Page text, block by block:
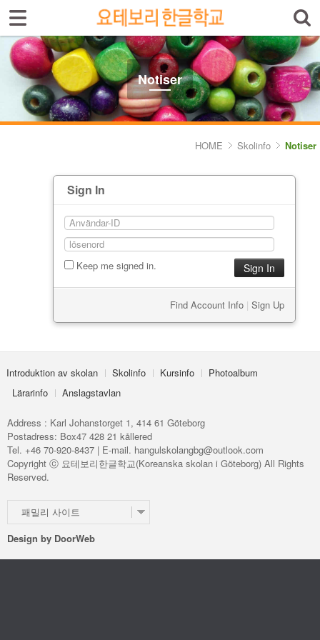
Notiser
HOME Skolinfo Notiser
Sign In
Keep me signed in.
Find Account Info | Sign Up
Introduktion av skolan Skolinfo Kursinfo
Photoalbum
Lärarinfo
Anslagstavlan
Address : Karl Johanstorget 1, 414 61 Göteborg
Postadress: Box47 428 21 kållered
Tel. +46 70-920-8437 | E-mail. hangulskolangbg@outlook.com
Copyright ⓒ 요테보리한글학교(Koreanska skolan i Göteborg) All Rights
Reserved.
패밀리 사이트
Design by DoorWeb
Select language
Introduktion av skolan
Skolinfo
Photoalbum
Anslagstavlan